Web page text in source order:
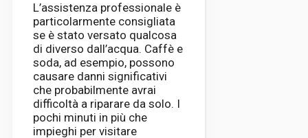
L’assistenza professionale è
particolarmente consigliata
se è stato versato qualcosa
di diverso dall’acqua. Caffè e
soda, ad esempio, possono
causare danni significativi
che probabilmente avrai
difficoltà a riparare da solo. I
pochi minuti in più che
impieghi per visitare